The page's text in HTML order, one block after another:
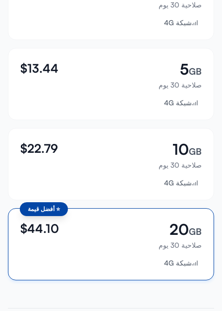
صلاحية 30 يوم
شبكة 4G
5GB
صلاحية 30 يوم
$13.44
شبكة 4G
10GB
صلاحية 30 يوم
$22.79
شبكة 4G
⭐أفضل قيمة
20GB
صلاحية 30 يوم
$44.10
شبكة 4G